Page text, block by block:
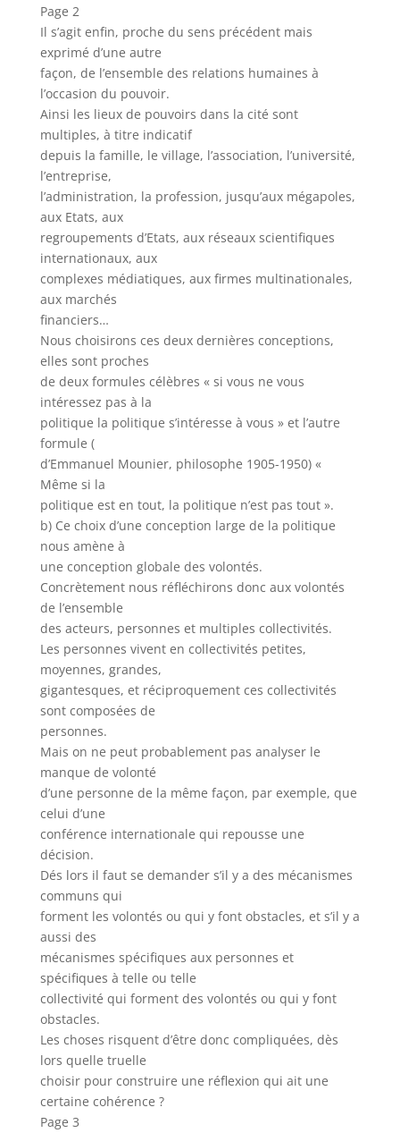
Page 2
Il s’agit enfin, proche du sens précédent mais
exprimé d’une autre
façon, de l’ensemble des relations humaines à
l’occasion du pouvoir.
Ainsi les lieux de pouvoirs dans la cité sont
multiples, à titre indicatif
depuis la famille, le village, l’association, l’université,
l’entreprise,
l’administration, la profession, jusqu’aux mégapoles,
aux Etats, aux
regroupements d’Etats, aux réseaux scientifiques
internationaux, aux
complexes médiatiques, aux firmes multinationales,
aux marchés
financiers…
Nous choisirons ces deux dernières conceptions,
elles sont proches
de deux formules célèbres « si vous ne vous
intéressez pas à la
politique la politique s’intéresse à vous » et l’autre
formule (
d’Emmanuel Mounier, philosophe 1905-1950) «
Même si la
politique est en tout, la politique n’est pas tout ».
b) Ce choix d’une conception large de la politique
nous amène à
une conception globale des volontés.
Concrètement nous réfléchirons donc aux volontés
de l’ensemble
des acteurs, personnes et multiples collectivités.
Les personnes vivent en collectivités petites,
moyennes, grandes,
gigantesques, et réciproquement ces collectivités
sont composées de
personnes.
Mais on ne peut probablement pas analyser le
manque de volonté
d’une personne de la même façon, par exemple, que
celui d’une
conférence internationale qui repousse une
décision.
Dés lors il faut se demander s’il y a des mécanismes
communs qui
forment les volontés ou qui y font obstacles, et s’il y a
aussi des
mécanismes spécifiques aux personnes et
spécifiques à telle ou telle
collectivité qui forment des volontés ou qui y font
obstacles.
Les choses risquent d’être donc compliquées, dès
lors quelle truelle
choisir pour construire une réflexion qui ait une
certaine cohérence ?
Page 3